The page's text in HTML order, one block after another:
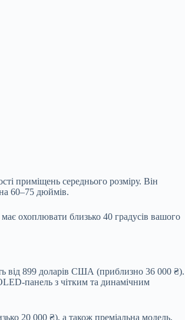
приміщень середнього розміру. Він
60–75 дюймів.
охоплювати близько 40 градусів вашого
від 899 доларів США (приблизно 36 000 ₴).
панель з чітким та динамічним
20 000 ₴), а також преміальна модель,